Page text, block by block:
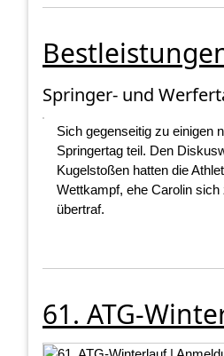
Springer- und
Sich gegenseitig zu einigen
Springertag teil. Den
Kugelstoßen hatten die
Wettkampf, ehe Carolin
übertraf.
61. ATG-